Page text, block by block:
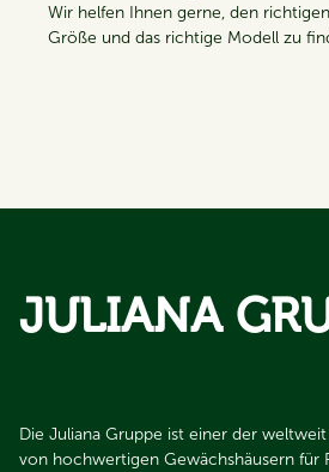
Wir helfen Ihnen gerne, den
Größe und das richtige Modell zu
JULIANA
Die Juliana Gruppe ist einer der
von hochwertigen Gewächshäusern für